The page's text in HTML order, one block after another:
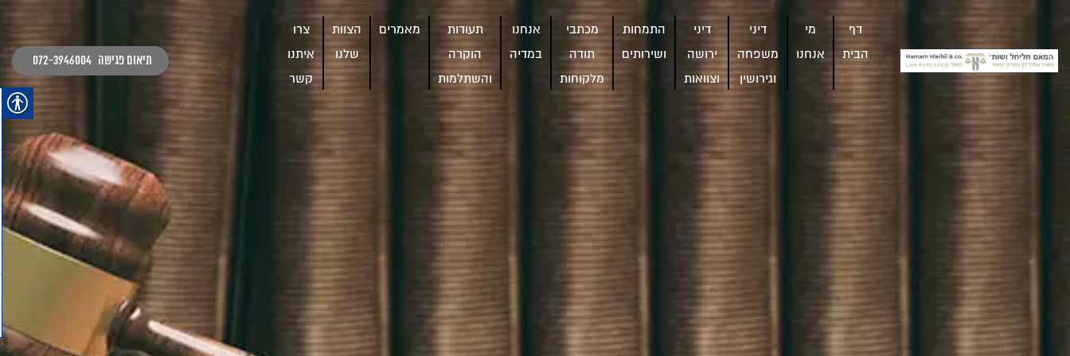
דף
הבית
מי
אנחנו
דיני
משפחה
וגירושין
דיני
ירושה
וצוואות
התמחות
ושירותים
מכתבי
תודה
מלקוחות
אנחנו
במדיה
תעודות
הוקרה
והשתלמות
מאמרים
הצוות
שלנו
צרו
איתנו
קשר
תיאום פגישה 072-3946004